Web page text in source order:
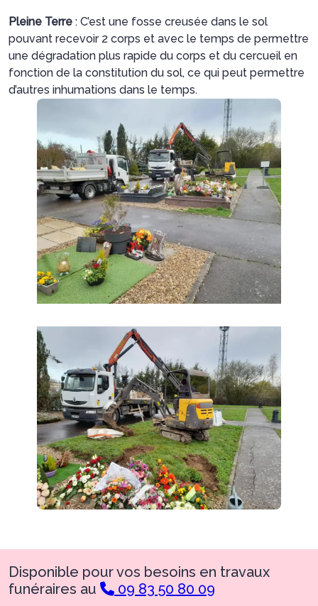
Pleine Terre : C’est une fosse creusée dans le sol
pouvant recevoir 2 corps et avec le temps de permettre
une dégradation plus rapide du corps et du cercueil en
fonction de la constitution du sol, ce qui peut permettre
d’autres inhumations dans le temps.
Disponible pour vos besoins en travaux
funéraires au
09 83 50 80 09